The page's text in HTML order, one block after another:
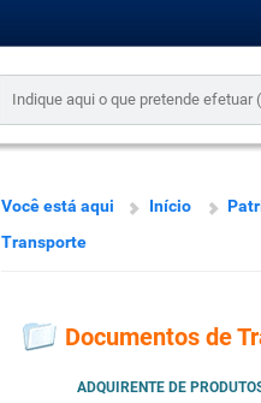
Você está aqui Início
Transporte
Documentos de
ADQUIRENTE DE